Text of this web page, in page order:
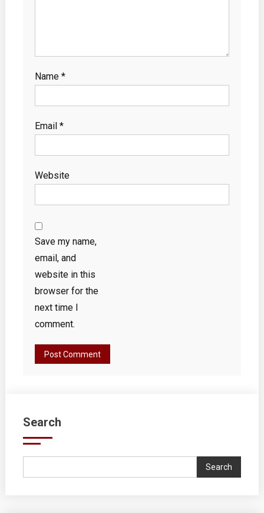
Name *
Email *
Website
Save my name,
email, and
website in this
browser for the
next time I
comment.
Search
Search